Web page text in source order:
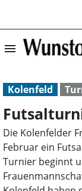
menu
Kolenfeld
Die Kolenfelder
Februar ein
Turnier beginnt